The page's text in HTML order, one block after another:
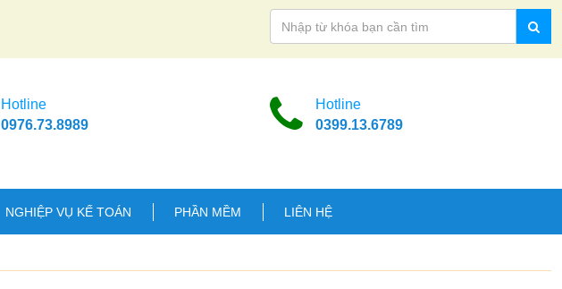
Hotline
0976.73.8989
Hotline
0399.13.6789
NGHIỆP VỤ KẾ TOÁN PHẦN MỀM LIÊN HỆ